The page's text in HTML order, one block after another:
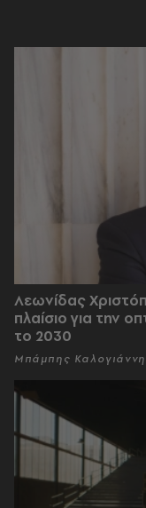
Λεωνίδας
πλαίσιο για την
το 2030
Μπάμπης